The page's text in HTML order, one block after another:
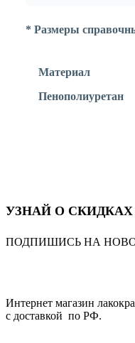
* Размеры
Материал
Пенополиуретан
УЗНАЙ О
ПОДПИШИСЬ НА
Интернет магазин
с доставкой по РФ.